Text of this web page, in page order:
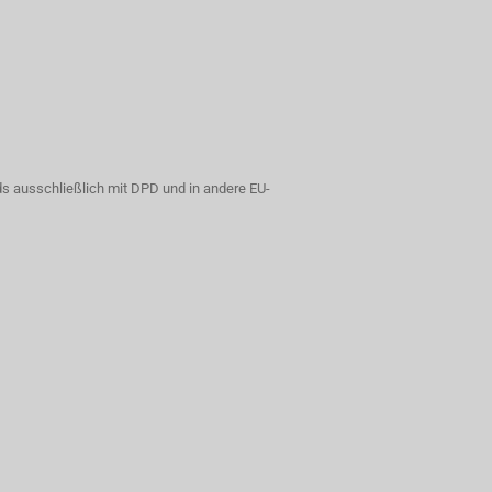
ausschließlich mit DPD und in andere EU-